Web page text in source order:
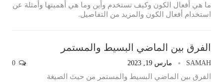
ما هي أفعال الكون وكيف تستخدم وأين وما هي أهميتها وأمثلة عن
استخدام أفعال الكون والمزيد من التفاصيل.
الفرق بين الماضي البسيط والمستمر
SAMAH مارس 19, 2023
الفرق بين الماضي البسيط والمستمر من حيث الصيغة